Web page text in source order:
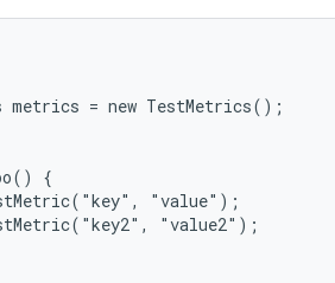
metrics = new TestMetrics();
{
"value");
"value2");